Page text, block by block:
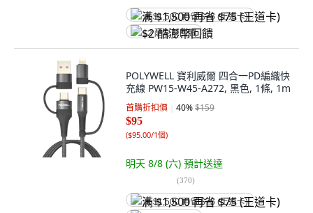
满 $1,500 再省 $75 (王道卡)
$2 酷澎幣回饋
POLYWELL 寶利威爾 四合一PD編織快
充線 PW15-W45-A272, 黑色, 1條, 1m
首購折扣價 40%$159
$95
($95.00/1個)
明天 8/8 (六) 預計送達
(370)
满 $1,500 再省 $75 (王道卡)